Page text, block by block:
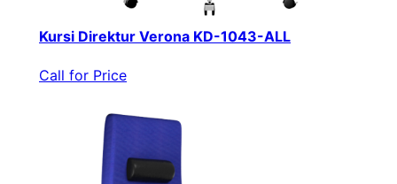
Kursi Direktur Verona KD-1043-ALL
Call for Price